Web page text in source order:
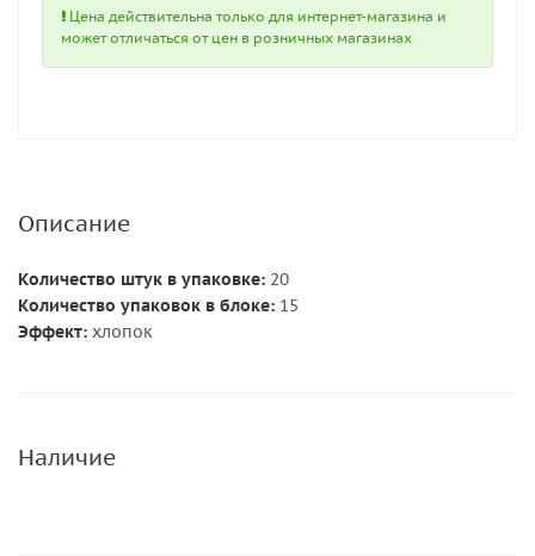
Цена действительна только для интернет-магазина и
может отличаться от цен в розничных магазинах
Описание
Количество штук в упаковке: 20
Количество упаковок в блоке: 15
Эффект: хлопок
Наличие